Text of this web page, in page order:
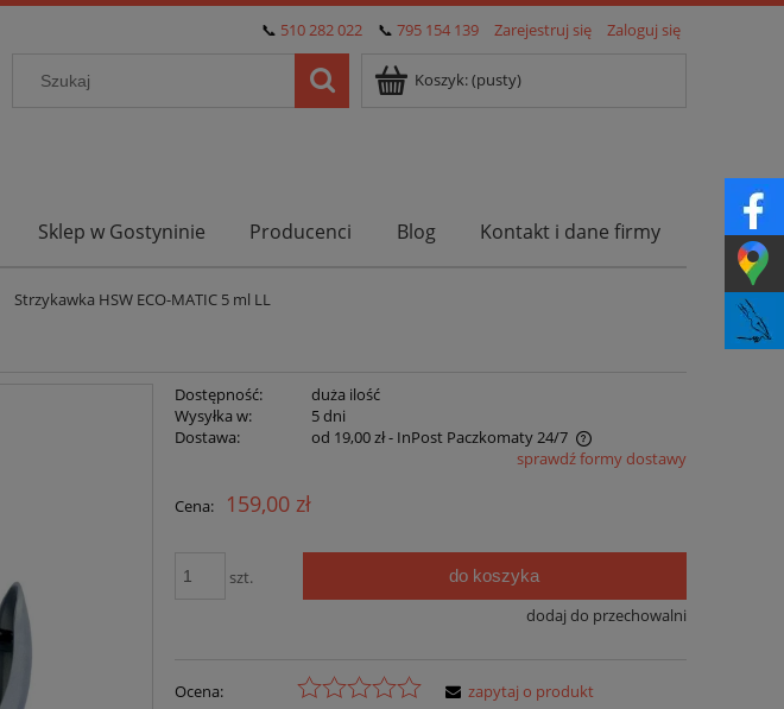
📞 510 282 022 📞 795 154 139 Zarejestruj się Zaloguj się
Koszyk:(pusty)
Sklep w Gostyninie Producenci Blog Kontakt i dane firmy
Strzykawka HSW ECO-MATIC 5 ml LL
Dostępność:
duża ilość
Wysyłka w:
5 dni
Dostawa:
od 19,00 zł- InPost Paczkomaty 24/7
płatności
sprawdź formy dostawy
Cena: 159,00 zł
szt. do koszyka
dodaj do przechowalni
Ocena:
zapytaj o produkt